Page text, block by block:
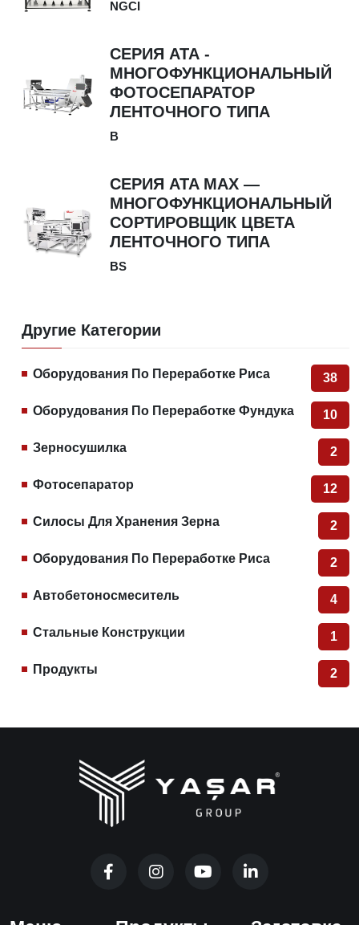
NGCI
СЕРИЯ АТА -
МНОГОФУНКЦИОНАЛЬНЫЙ
ФОТОСЕПАРАТОР
ЛЕНТОЧНОГО ТИПА
B
СЕРИЯ ATA MAX —
МНОГОФУНКЦИОНАЛЬНЫЙ
СОРТИРОВЩИК ЦВЕТА
ЛЕНТОЧНОГО ТИПА
BS
Другие Категории
Оборудования По Переработке Риса 38
Оборудования По Переработке Фундука 10
Зерносушилка 2
Фотосепаратор 12
Силосы Для Хранения Зерна 2
Оборудования По Переработке Риса 2
Автобетоносмеситель 4
Стальные Конструкции 1
Продукты 2